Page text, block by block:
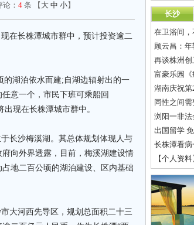
论： 4 条 【 大 中 小】
在长株潭城市群中，预计投资逾二
湖泊依水而建;自湖边辐射出的一
意一个，市民下班可乘船回
现在长株潭城市群中。
长沙梅溪湖。其总体规划体现人与
向外界透露，目前，梅溪湖建设情
地二百公顷的湖泊建设、区内基础
大河西先导区，规划总面积二十三
长沙
在卫浴间
顾云昌：
再谈株洲创
富豪乐园
湖南庆祝
同性之间
浏阳一非
出国留学
长株潭看病
【个人资